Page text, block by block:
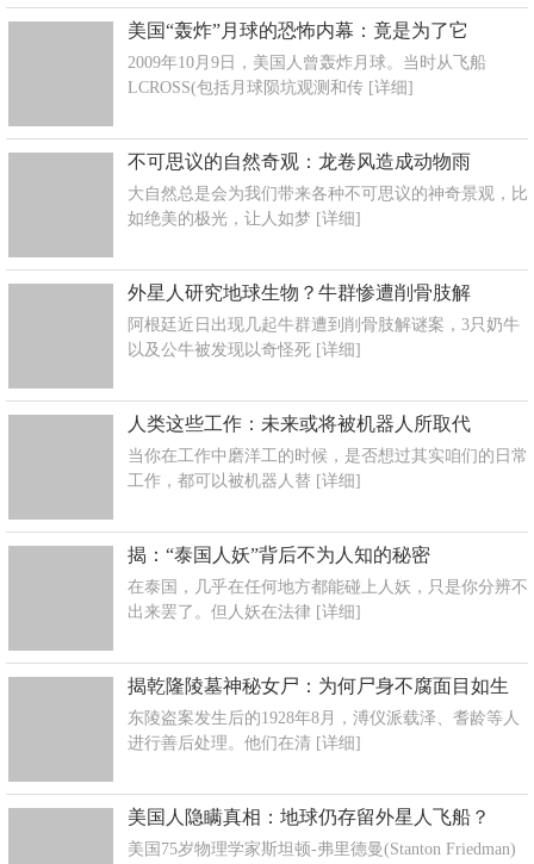
美国“轰炸”月球的恐怖内幕：竟是为了它
2009年10月9日，美国人曾轰炸月球。当时从飞船
LCROSS(包括月球陨坑观测和传 [详细]
不可思议的自然奇观：龙卷风造成动物雨
大自然总是会为我们带来各种不可思议的神奇景观，比
如绝美的极光，让人如梦 [详细]
外星人研究地球生物？牛群惨遭削骨肢解
阿根廷近日出现几起牛群遭到削骨肢解谜案，3只奶牛
以及公牛被发现以奇怪死 [详细]
人类这些工作：未来或将被机器人所取代
当你在工作中磨洋工的时候，是否想过其实咱们的日常
工作，都可以被机器人替 [详细]
揭：“泰国人妖”背后不为人知的秘密
在泰国，几乎在任何地方都能碰上人妖，只是你分辨不
出来罢了。但人妖在法律 [详细]
揭乾隆陵墓神秘女尸：为何尸身不腐面目如生
东陵盗案发生后的1928年8月，溥仪派载泽、耆龄等人
进行善后处理。他们在清 [详细]
美国人隐瞒真相：地球仍存留外星人飞船？
美国75岁物理学家斯坦顿-弗里德曼(Stanton Friedman)